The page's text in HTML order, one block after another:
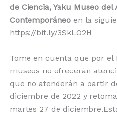
de Ciencia, Yaku Museo
Contemporáneo en la
https://bit.ly/3SkLO2H
Tome en cuenta que por el
museos no ofrecerán
que no atenderán a partir
diciembre de 2022 y
martes 27 de